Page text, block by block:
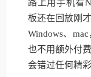
路上用手机看
板还在回放刚才
Windows、
也不用额外付
会错过任何精彩